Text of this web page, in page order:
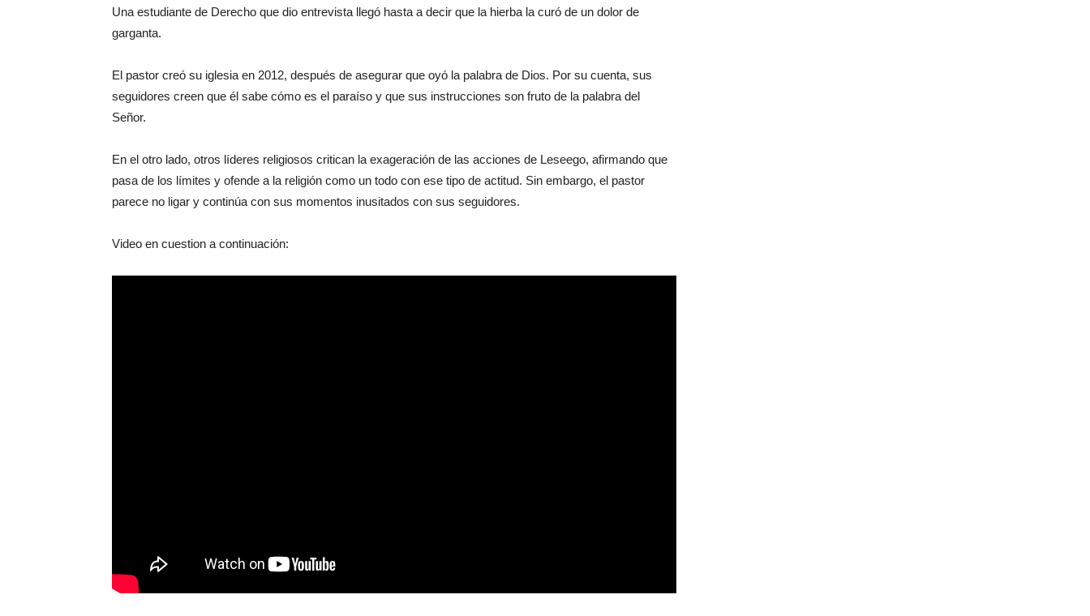
Una estudiante de Derecho que dio entrevista llegó hasta a decir que la hierba la curó de un dolor de
garganta.
El pastor creó su iglesia en 2012, después de asegurar que oyó la palabra de Dios. Por su cuenta, sus
seguidores creen que él sabe cómo es el paraíso y que sus instrucciones son fruto de la palabra del
Señor.
En el otro lado, otros líderes religiosos critican la exageración de las acciones de Leseego, afirmando que
pasa de los límites y ofende a la religión como un todo con ese tipo de actitud. Sin embargo, el pastor
parece no ligar y continúa con sus momentos inusitados con sus seguidores.
Video en cuestion a continuación: